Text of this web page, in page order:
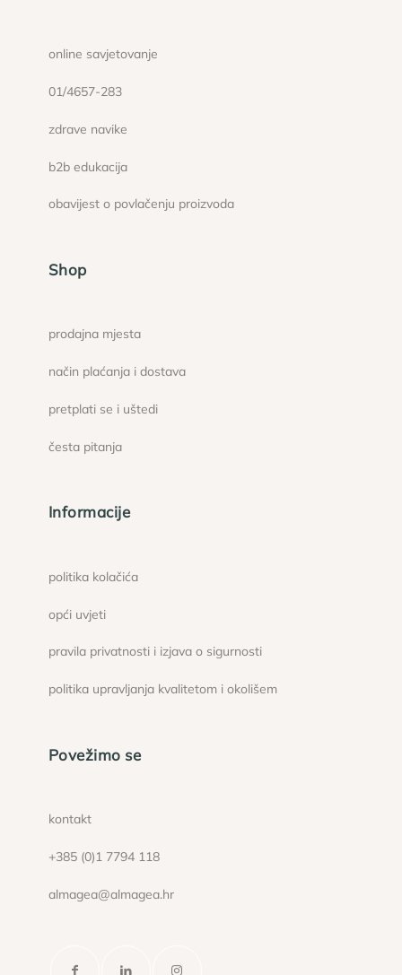
online savjetovanje
01/4657-283
zdrave navike
b2b edukacija
obavijest o povlačenju proizvoda
Shop
prodajna mjesta
način plaćanja i dostava
pretplati se i uštedi
česta pitanja
Informacije
politika kolačića
opći uvjeti
pravila privatnosti i izjava o sigurnosti
politika upravljanja kvalitetom i okolišem
Povežimo se
kontakt
+385 (0)1 7794 118
almagea@almagea.hr